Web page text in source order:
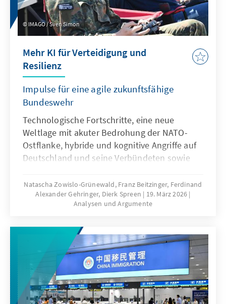
IMAGO / Sven Simon
Mehr KI für Verteidigung und
Resilienz
Impulse für eine agile zukunftsfähige
Bundeswehr
Technologische Fortschritte, eine neue
Weltlage mit akuter Bedrohung der NATO-
Ostflanke, hybride und kognitive Angriffe auf
Deutschland und seine Verbündeten sowie
stellen die Bundeswehr vor neue
Herausforderungen. Künstliche Intelligenz ist
aber nicht nur Treiber bei diesen
Antwort. Dafür bedarf es einer KI-Strategie,
die wesentliche Herausforderungen gezielt
adressiert und die Möglichkeiten von KI nach
ethischen Richtlinien aktiv nutzt, um effizient
abschrecken zu können.
Natascha Zowislo-Grünewald, Franz Beitzinger, Ferdinand
Alexander Gehringer, Dierk Spreen
19. März 2026
Analysen und Argumente